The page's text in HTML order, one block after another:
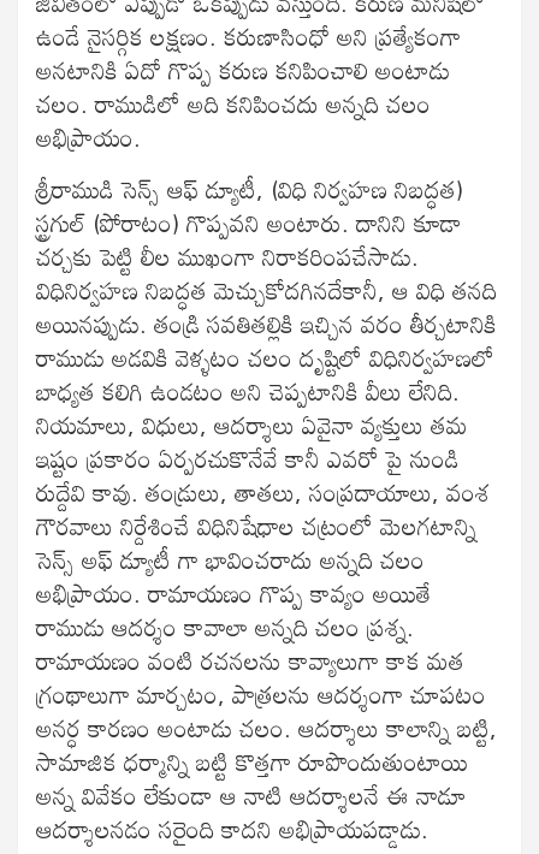
ఉండే నైసర్గిక లక్షణం. కరుణాసింధో అని ప్రత్యేకంగా
అనటానికి ఏదో గొప్ప కరుణ కనిపించాలి అంటాడు
చలం. రాముడిలో అది కనిపించదు అన్నది చలం
అభిప్రాయం.
శ్రీరాముడి సెన్స్ ఆఫ్ డ్యూటీ, (విధి నిర్వహణ నిబద్ధత)
స్ట్రగుల్ (పోరాటం) గొప్పవని అంటారు. దానిని కూడా
చర్చకు పెట్టి లీల ముఖంగా నిరాకరింపచేసాడు.
విధినిర్వహణ నిబద్ధత మెచ్చుకోదగినదేకానీ, ఆ విధి తనది
అయినప్పుడు. తండ్రి సవతితల్లికి ఇచ్చిన వరం తీర్చటానికి
రాముడు అడవికి వెళ్ళటం చలం దృష్టిలో విధినిర్వహణలో
బాధ్యత కలిగి ఉండటం అని చెప్పటానికి వీలు లేనిది.
నియమాలు, విధులు, ఆదర్శాలు ఏవైనా వ్యక్తులు తమ
ఇష్టం ప్రకారం ఏర్పరచుకొనేవే కానీ ఎవరో పై నుండి
రుద్దేవి కావు. తండ్రులు, తాతలు, సంప్రదాయాలు, వంశ
గౌరవాలు నిర్దేశించే విధినిషేధాల చట్రంలో మెలగటాన్ని
సెన్స్ అఫ్ డ్యూటీ గా భావించరాదు అన్నది చలం
అభిప్రాయం. రామాయణం గొప్ప కావ్యం అయితే
రాముడు ఆదర్శం కావాలా అన్నది చలం ప్రశ్న.
రామాయణం వంటి రచనలను కావ్యాలుగా కాక మత
గ్రంథాలుగా మార్చటం, పాత్రలను ఆదర్శంగా చూపటం
అనర్ధ కారణం అంటాడు చలం. ఆదర్శాలు కాలాన్ని బట్టి,
సామాజిక ధర్మాన్ని బట్టి కొత్తగా రూపొందుతుంటాయి
అన్న వివేకం లేకుండా ఆ నాటి ఆదర్శాలనే ఈ నాడూ
ఆదర్శాలనడం సరైంది కాదని అభిప్రాయపడ్డాడు.